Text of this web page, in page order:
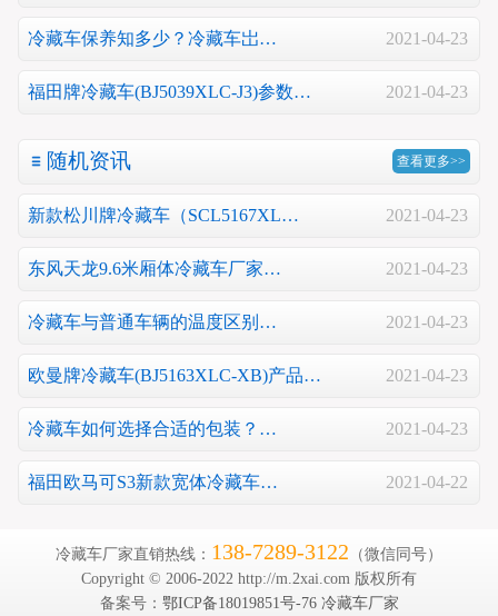
冷藏车保养知多少？冷藏车岀… 2021-04-23
福田牌冷藏车(BJ5039XLC-J3)参数… 2021-04-23
随机资讯 查看更多>>
新款松川牌冷藏车（SCL5167XL… 2021-04-23
东风天龙9.6米厢体冷藏车厂家… 2021-04-23
冷藏车与普通车辆的温度区别… 2021-04-23
欧曼牌冷藏车(BJ5163XLC-XB)产品… 2021-04-23
冷藏车如何选择合适的包装？… 2021-04-23
福田欧马可S3新款宽体冷藏车… 2021-04-22
冷藏车厂家直销热线： 138-7289-3122 （微信同号）
Copyright © 2006-2022 http://m.2xai.com 版权所有
备案号： 鄂ICP备18019851号-76 冷藏车厂家